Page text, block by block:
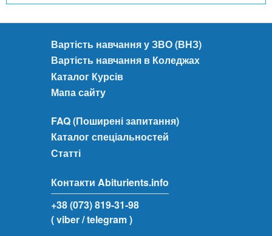
Вартість навчання у ЗВО (ВНЗ)
Вартість навчання в Коледжах
Каталог Курсів
Мапа сайту
FAQ (Поширені запитання)
Каталог спеціальностей
Статті
Контакти Abiturients.info
+38 (073) 819-31-98
( viber/ telegram )